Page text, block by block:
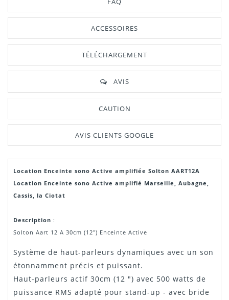
ACCESSOIRES
TÉLÉCHARGEMENT
AVIS
CAUTION
AVIS CLIENTS GOOGLE
Manuel /
Notice
Télécharger Dans L'onglet
"Téléchargement"
Location Enceinte sono Active amplifiée Solton AART12A
Location Enceinte sono Active amplifié Marseille, Aubagne,
Cassis, la Ciotat
Description :
Solton Aart 12 A 30cm (12") Enceinte Active
Système de haut-parleurs dynamiques avec un son
étonnamment précis et puissant.
Haut-parleurs actif 30cm (12 ") avec 500 watts de
puissance RMS adapté pour stand-up - avec bride